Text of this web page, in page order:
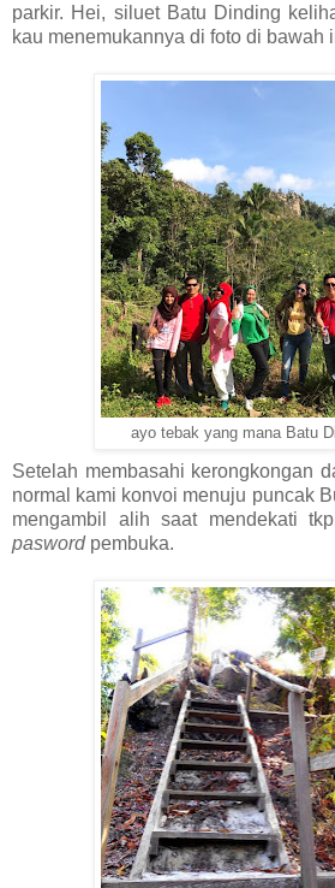
parkir. Hei, siluet Batu Dinding
kau menemukannya di foto di bawah
ayo tebak yang mana Batu
Setelah membasahi kerongkongan
normal kami konvoi menuju puncak
mengambil alih saat mendekati
paswordpembuka.